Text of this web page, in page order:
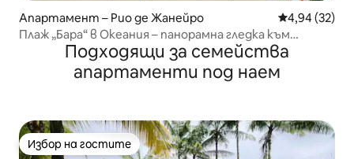
Апартамент – Рио де Жанейро Средна
4,94 (32)
Плаж „Бара“ в Океания – панорамна гледка към
моретоПодходящи за семейства
апартаменти под наем
Избор на гостите
Избор на гостите